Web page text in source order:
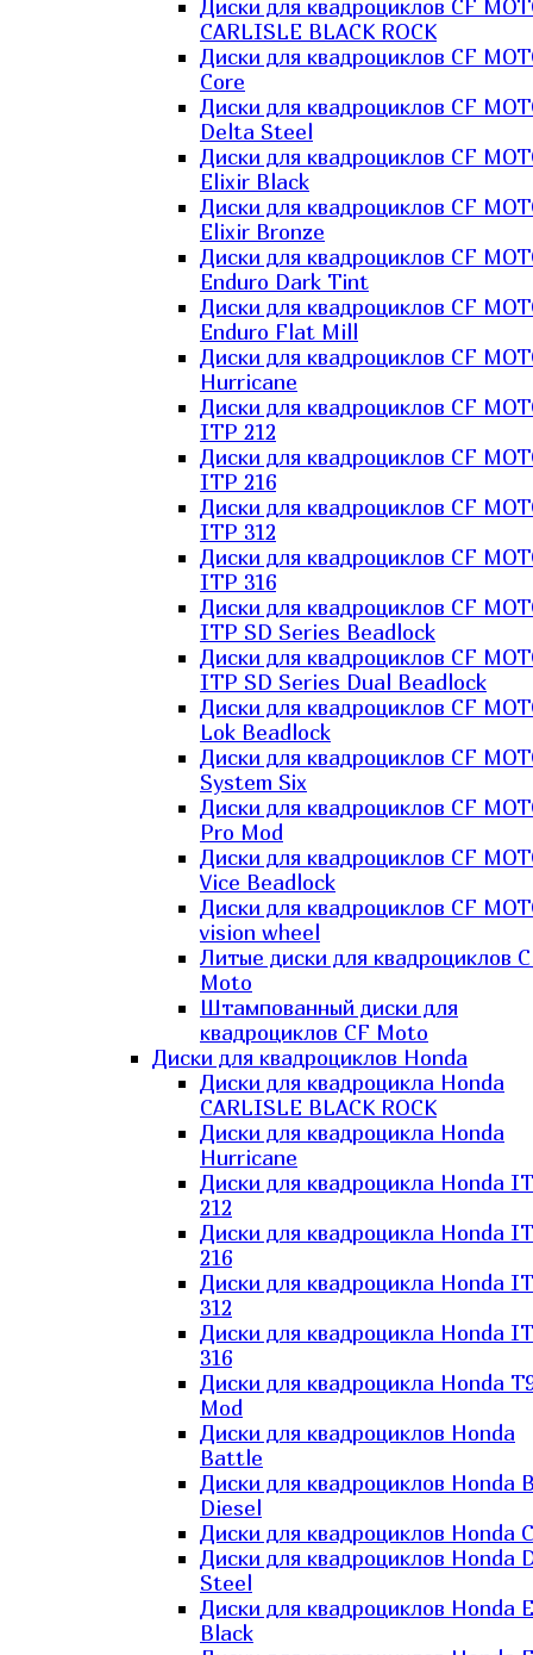
Диски для квадроциклов CF
CARLISLE BLACK ROCK
Диски для квадроциклов CF
Core
Диски для квадроциклов CF
Delta Steel
Диски для квадроциклов CF
Elixir Black
Диски для квадроциклов CF
Elixir Bronze
Диски для квадроциклов CF
Enduro Dark Tint
Диски для квадроциклов CF
Enduro Flat Mill
Диски для квадроциклов CF
Hurricane
Диски для квадроциклов CF
ITP 212
Диски для квадроциклов CF
ITP 216
Диски для квадроциклов CF
ITP 312
Диски для квадроциклов CF
ITP 316
Диски для квадроциклов CF
ITP SD Series Beadlock
Диски для квадроциклов CF
ITP SD Series Dual Beadlock
Диски для квадроциклов CF
Lok Beadlock
Диски для квадроциклов CF
System Six
Диски для квадроциклов CF
Pro Mod
Диски для квадроциклов CF
Vice Beadlock
Диски для квадроциклов CF
vision wheel
Литые диски для квадроциклов
Moto
Штампованный диски для
квадроциклов CF Moto
Диски для квадроциклов Honda
Диски для квадроцикла Honda
CARLISLE BLACK ROCK
Диски для квадроцикла Honda
Hurricane
Диски для квадроцикла Honda
212
Диски для квадроцикла Honda
216
Диски для квадроцикла Honda
312
Диски для квадроцикла Honda
316
Диски для квадроцикла Honda
Mod
Диски для квадроциклов Honda
Battle
Диски для квадроциклов Honda
Diesel
Диски для квадроциклов Honda
Диски для квадроциклов Honda
Steel
Диски для квадроциклов Honda
Black